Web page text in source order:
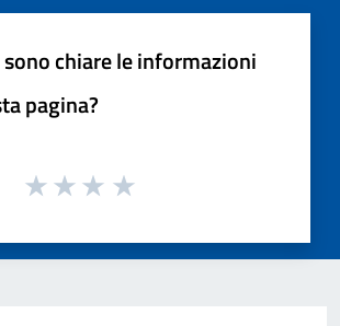
chiare le informazioni
pagina?